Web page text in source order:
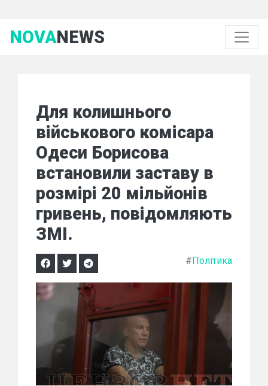
NOVANEWS
Для колишнього
військового комісара
Одеси Борисова
встановили заставу в
розмірі 20 мільйонів
гривень, повідомляють
ЗМІ.
#Політика